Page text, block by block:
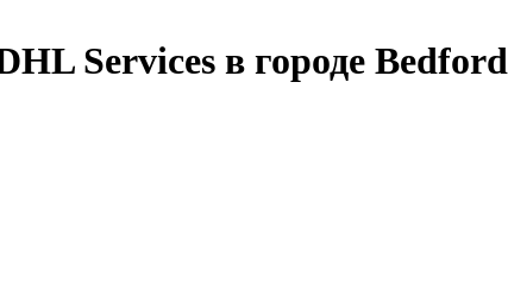
Services в городе Bedford